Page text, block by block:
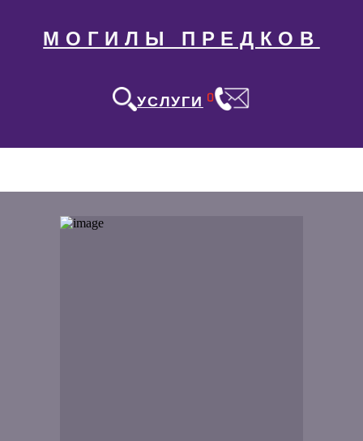
МОГИЛЫ ПРЕДКОВ
УСЛУГИ 0